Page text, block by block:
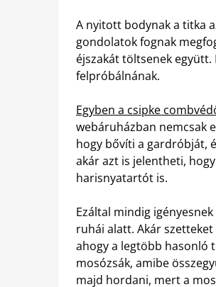
A nyitott bodynak a titka
gondolatok fognak
éjszakát töltsenek
felpróbálnának.
Egyben a csipke
webáruházban nemcsak
hogy bővíti a gardróbját,
akár azt is jelentheti,
harisnyatartót is.
Ezáltal mindig
ruhái alatt. Akár
ahogy a legtöbb hasonló
mosózsák, amibe
majd hordani, mert a